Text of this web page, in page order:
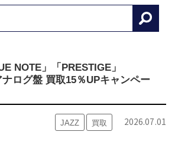
NOTE」「PRESTIGE」
ナログ盤 買取15％UPキャンペー
JAZZ 買取 2026.07.01